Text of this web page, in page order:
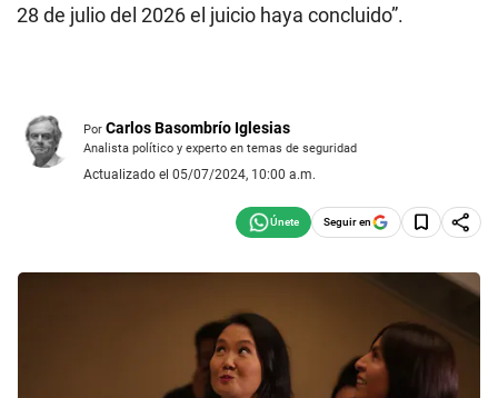
28 de julio del 2026 el juicio haya concluido”.
Por Carlos Basombrío Iglesias
Analista político y experto en temas de seguridad
Actualizado el 05/07/2024, 10:00 a.m.
Seguir en